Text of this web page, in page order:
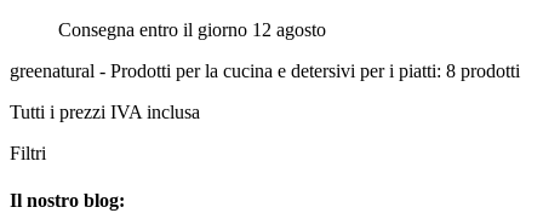
Consegna entro il giorno 12 agosto
greenatural - Prodotti per la cucina e detersivi per i piatti: 8 prodotti
Tutti i prezzi IVA inclusa
Filtri
Il nostro blog: